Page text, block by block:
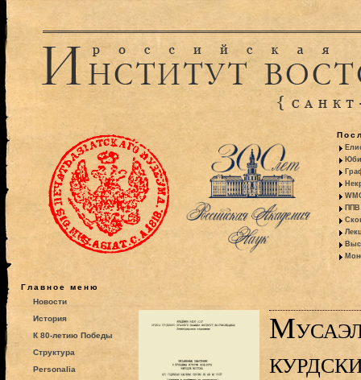
ППВ
Главное меню
Новости
История
К 80-летию Победы
Структура
Personalia